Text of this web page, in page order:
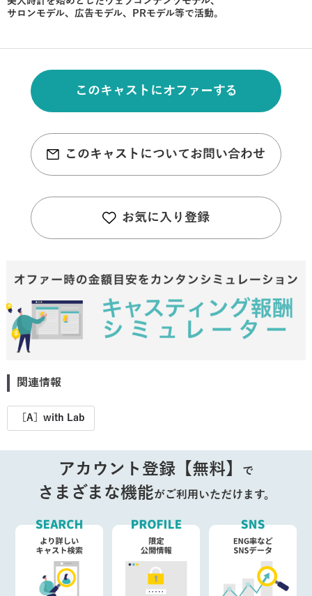
サロンモデル、広告モデル、PRモデル等で活動。
このキャストにオファーする
このキャストについてお問い合わせ
お気に入り登録
関連情報
［A］with Lab
アカウント登録【無料】 で
さまざまな機能がご利用いただけます。